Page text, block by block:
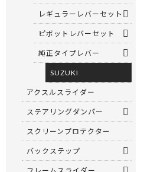
レギュラーレバーセット
ピボットレバーセット
純正タイプレバー
SUZUKI
アクスルスライダー
ステアリングダンパー
スクリーンプロテクター
バックステップ